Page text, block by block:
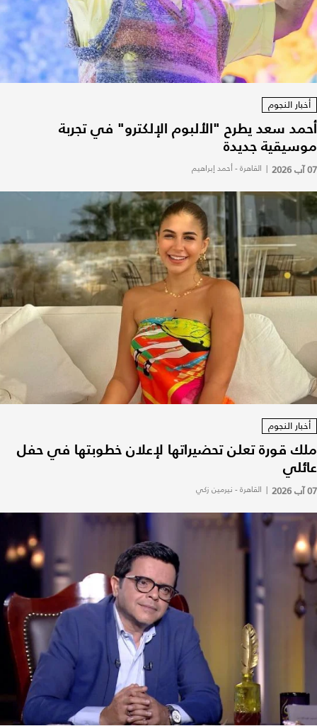
أخبار النجوم
أحمد سعد يطرح "الألبوم الإلكترو" في تجربة
موسيقية جديدة
07 آب 2026 | القاهرة - أحمد إبراهيم
أخبار النجوم
ملك قورة تعلن تحضيراتها لإعلان خطوبتها في حفل
عائلي
07 آب 2026 | القاهرة - نيرمين زكي